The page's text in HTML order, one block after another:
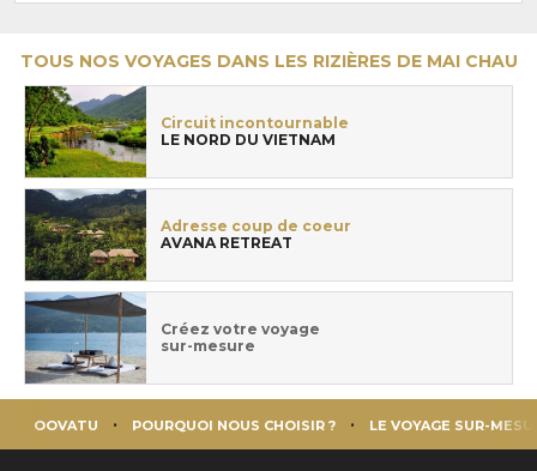
TOUS NOS VOYAGES DANS LES RIZIÈRES DE MAI CHAU
Circuit incontournable
LE NORD DU VIETNAM
Adresse coup de coeur
AVANA RETREAT
Créez votre voyage
sur-mesure
OOVATU POURQUOI NOUS CHOISIR ? LE VOYAGE SUR-